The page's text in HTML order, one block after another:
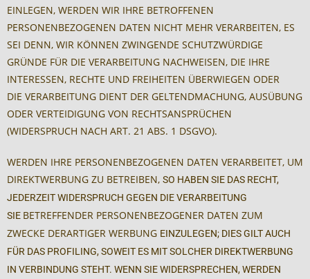
EINLEGEN, WERDEN WIR IHRE BETROFFENEN
PERSONENBEZOGENEN DATEN NICHT MEHR VERARBEITEN, ES
SEI DENN, WIR KÖNNEN ZWINGENDE SCHUTZWÜRDIGE
GRÜNDE FÜR DIE VERARBEITUNG NACHWEISEN, DIE IHRE
INTERESSEN, RECHTE UND FREIHEITEN ÜBERWIEGEN ODER
DIE VERARBEITUNG DIENT DER GELTENDMACHUNG, AUSÜBUNG
ODER VERTEIDIGUNG VON RECHTSANSPRÜCHEN
(WIDERSPRUCH NACH ART. 21 ABS. 1 DSGVO).
WERDEN IHRE PERSONENBEZOGENEN DATEN VERARBEITET, UM
DIREKTWERBUNG ZU BETREIBEN, SO HABEN SIE DAS RECHT,
JEDERZEIT WIDERSPRUCH GEGEN DIE VERARBEITUNG
SIE BETREFFENDER PERSONENBEZOGENER DATEN ZUM
ZWECKE DERARTIGER WERBUNG EINZULEGEN; DIES GILT AUCH
FÜR DAS PROFILING, SOWEIT ES MIT SOLCHER DIREKTWERBUNG
IN VERBINDUNG STEHT. WENN SIE WIDERSPRECHEN, WERDEN